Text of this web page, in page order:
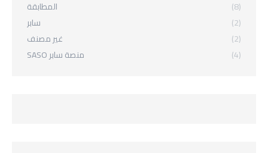
المطابقة
(8)
سابر
(2)
غير مصنف
(2)
منصة سابر SASO
(4)